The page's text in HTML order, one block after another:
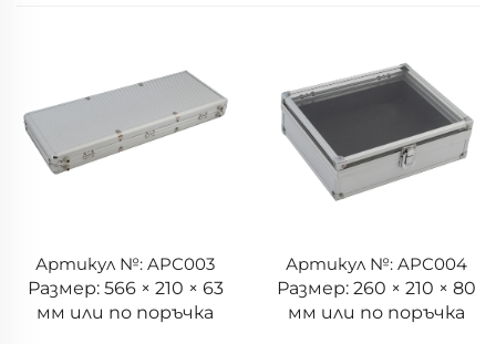
Артикул №: APC003
Размер: 566 × 210 × 63
мм или по поръчка
Артикул №: APC004
Размер: 260 × 210 × 80
мм или по поръчка